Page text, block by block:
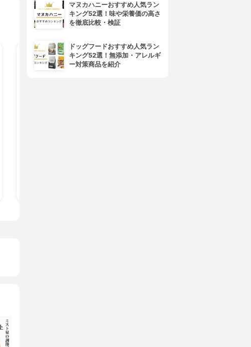
4位
マヌカハニーおすすめ人気ラン
キング52選！味や栄養価の高さ
を徹底比較・検証
ドッグフードおすすめ人気ラン
キング52選！無添加・アレルギ
ー対策商品を紹介